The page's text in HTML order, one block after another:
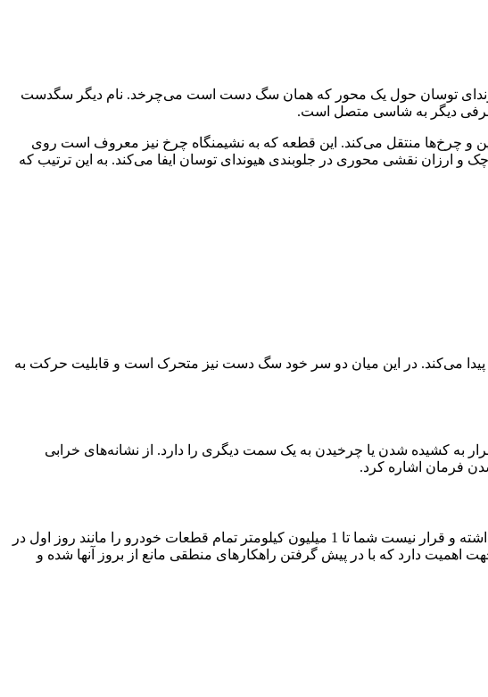
توسان حول یک محور که همان سگ دست است می‌چرخد. نام دیگر سگدست
طرفی دیگر به شاسی متصل است.
و چرخ‌ها منتقل می‌کند. این قطعه که به نشیمنگاه چرخ نیز معروف است روی
نقشی محوری در جلوبندی هیوندای توسان ایفا می‌کند. به این ترتیب که
می‌کند. در این میان دو سر خود سگ دست نیز متحرک است و قابلیت حرکت به
به کشیده شدن یا چرخیدن به یک سمت دیگری را دارد. از نشانه‌های خرابی
فرمان اشاره کرد.
حالا نوبت به بررسی و معرفی دلایلی می‌رسد که باعث خرابی سگدست می‌شوند. هر چند هر قطعه‌ای طول عمر مشخصی داشته و قرار نیست شما تا 1 میلیون کیلومتر تمام قطعات خودرو را مانند روز اول در
اهمیت دارد که با در پیش گرفتن راهکارهای منطقی مانع از بروز آنها شده و